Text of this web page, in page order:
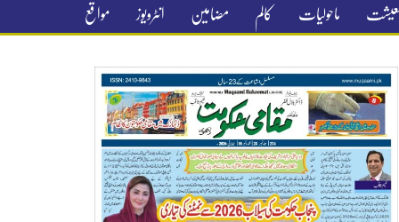
معیشت ماحولیات کالم مضامین انٹرویوز مواقع